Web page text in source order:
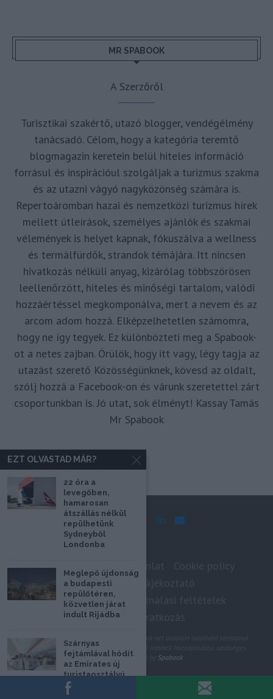
MR SPABOOK
A Szerzőről
Turisztikai szakértő, utazó blogger, vendégélmény
tanácsadó. Célom, hogy a kategória teremtő
blogmagazin keretein belül hiteles információ
forrásul és inspirációul szolgáljak a turizmus szakma
és az utazni vágyó nagyközönség számára is.
Repertoáromban hazai és nemzetközi turizmus hírek
mellett útleírások, személyes ajánlók és szakmai
vélemények is helyet kapnak, fókuszálva a wellness
és termálfürdők, strandok témájára. Itt nincsen
hivatkozás nélküli anyag, kizárólag többszörösen
leellenőrzött, hiteles és minőségi tartalom, valódi
hozzáértéssel megkomponálva, mert a nevem és az
arcom adom hozzá. Elképzelhetetlen számomra,
hogy ne így tegyek. Ez különbözteti meg a Spabook-
ot a netes zajban. Örülök, hogy itt vagy, légy tagja az
utazást szerető Közösségünknek, kövesd az oldalt,
szólj hozzá a Facebook-on és várunk szeretettel zárt
csoportunkban is. Jó utat, sok élményt! Kassay Tamás
Mr Spabook
Impresszum
Adatkezelési tájékoztató
Szerzői jogok, felhasználási feltételek
Hírlevél feliratkozás
@2020 - Minden jog fenntartva. A Spabook.net oldalain található tartalmak
felhasználásához, újraközléséhez a szerző írásbeli hozzájárulása szükséges.
All Rights Reserved by Spabook
EZT OLVASTAD MÁR?
22 óra a
levegőben,
hamarosan
átszállás nélkül
repülhetünk
Sydneyből
Londonba
Meglepő újdonság
a budapesti
repülőtéren,
közvetlen járat
indult Rijádba
Szárnyas
fejtámlával hódít
az Emirates új
turistaosztályú
ülése